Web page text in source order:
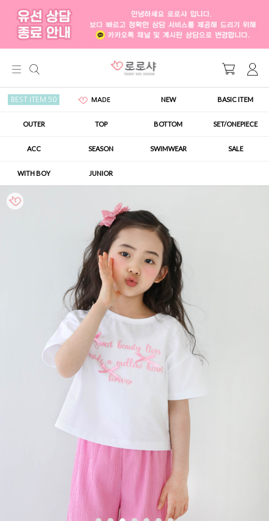
BEST ITEM 50 MADE NEW BASIC ITEM
OUTER TOP BOTTOM SET/ONEPIECE
ACC SEASON SWIMWEAR SALE
WITH BOY JUNIOR